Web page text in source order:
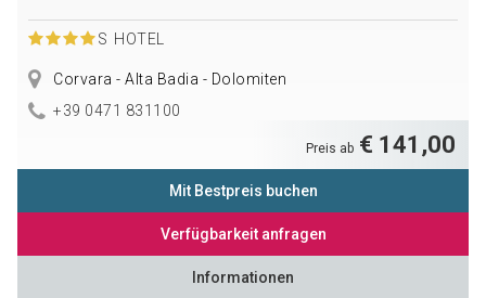
S HOTEL
Corvara - Alta Badia - Dolomiten
+39 0471 831100
Preis ab € 141,00
Mit Bestpreis buchen
Verfügbarkeit anfragen
Informationen